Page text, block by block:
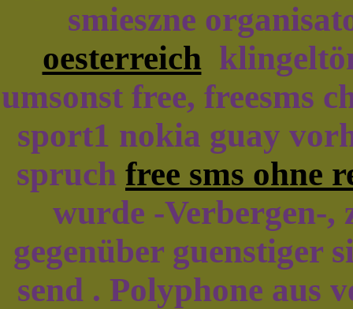
smieszne
oesterreich
umsonst free, freesms
sport1 nokia guay
spruch free sms ohne
wurde -Verbergen-,
gegenüber guenstiger
send . Polyphone aus